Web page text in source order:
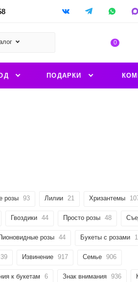
0
ПОДАРКИ
розы 93 Лилии 21 Хризантемы
Гвоздики 44 Просто розы 48
розы 44 Букеты с розами
39 Извинение 917 Семье 906
к букетам 6 Знак внимания 936